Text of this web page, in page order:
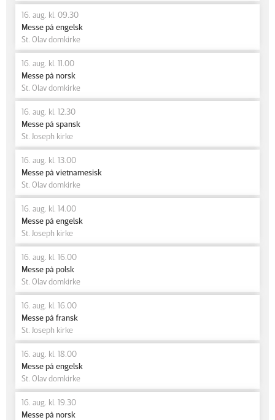
16. aug. kl. 09.30
Messe på engelsk
St. Olav domkirke
16. aug. kl. 11.00
Messe på norsk
St. Olav domkirke
16. aug. kl. 12.30
Messe på spansk
St. Joseph kirke
16. aug. kl. 13.00
Messe på vietnamesisk
St. Olav domkirke
16. aug. kl. 14.00
Messe på engelsk
St. Joseph kirke
16. aug. kl. 16.00
Messe på polsk
St. Olav domkirke
16. aug. kl. 16.00
Messe på fransk
St. Joseph kirke
16. aug. kl. 18.00
Messe på engelsk
St. Olav domkirke
16. aug. kl. 19.30
Messe på norsk